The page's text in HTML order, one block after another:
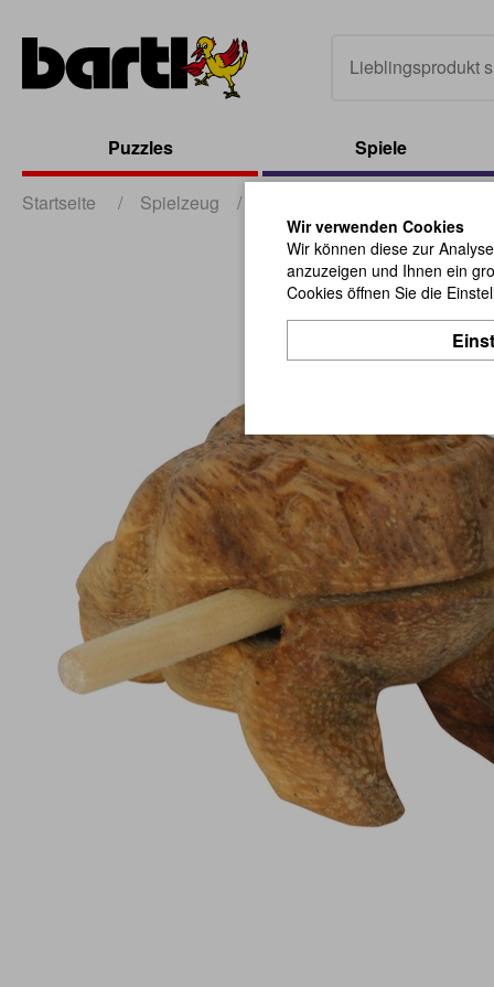
Puzzles Spiele
Startseite / Spielzeug /
Wir verwenden Cookies
Wir können diese zur
anzuzeigen und Ihnen ein
Cookies öffnen Sie die